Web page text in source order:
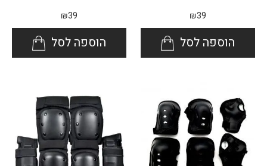
₪39
הוספה לסל
₪39
הוספה לסל